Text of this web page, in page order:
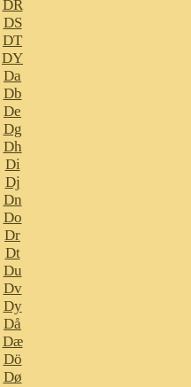
DR
DS
DT
DY
Da
Db
De
Dg
Dh
Di
Dj
Dn
Do
Dr
Dt
Du
Dv
Dy
Då
Dæ
Dö
Dø